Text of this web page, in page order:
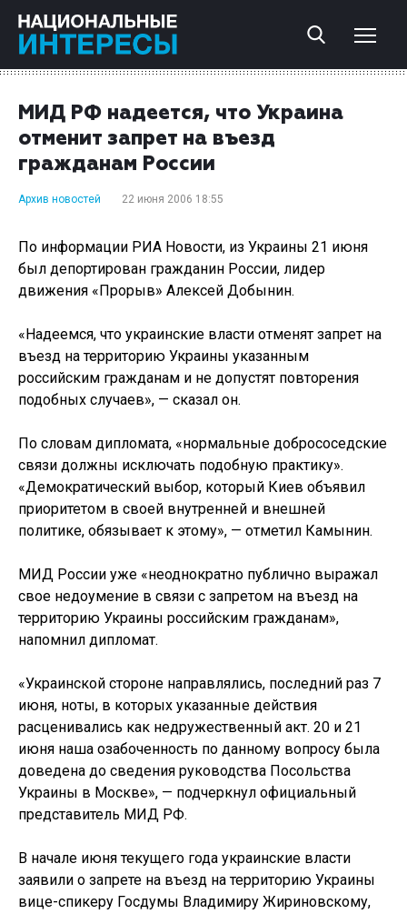
МИД РФ надеется, что Украина
отменит запрет на въезд
гражданам России
Архив новостей 22 июня 2006 18:55
По информации РИА Новости, из Украины 21 июня
был депортирован гражданин России, лидер
движения «Прорыв» Алексей Добынин.
«Надеемся, что украинские власти отменят запрет на
въезд на территорию Украины указанным
российским гражданам и не допустят повторения
подобных случаев», — сказал он.
По словам дипломата, «нормальные добрососедские
связи должны исключать подобную практику».
«Демократический выбор, который Киев объявил
приоритетом в своей внутренней и внешней
политике, обязывает к этому», — отметил Камынин.
МИД России уже «неоднократно публично выражал
свое недоумение в связи с запретом на въезд на
территорию Украины российским гражданам»,
напомнил дипломат.
«Украинской стороне направлялись, последний раз 7
июня, ноты, в которых указанные действия
расценивались как недружественный акт. 20 и 21
июня наша озабоченность по данному вопросу была
доведена до сведения руководства Посольства
Украины в Москве», — подчеркнул официальный
представитель МИД РФ.
В начале июня текущего года украинские власти
заявили о запрете на въезд на территорию Украины
вице-спикеру Госдумы Владимиру Жириновскому,